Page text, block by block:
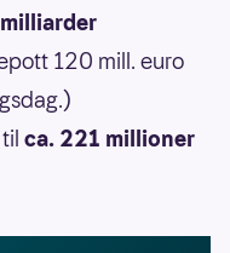
120 mill. euro
ca. 221 millioner